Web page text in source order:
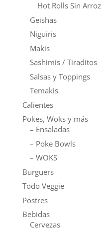
Hot Rolls Sin Arroz
Geishas
Niguiris
Makis
Sashimis / Tiraditos
Salsas y Toppings
Temakis
Calientes
Pokes, Woks y más
– Ensaladas
– Poke Bowls
– WOKS
Burguers
Todo Veggie
Postres
Bebidas
Cervezas